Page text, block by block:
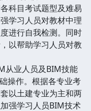
科目考试题型及难易
学习人员对教材中理
进行自我检测。同时
以帮助学习人员对教
业人员及BIM技能
操作。根据各专业考
以土建专业为主和两
强学习人员BIM技术